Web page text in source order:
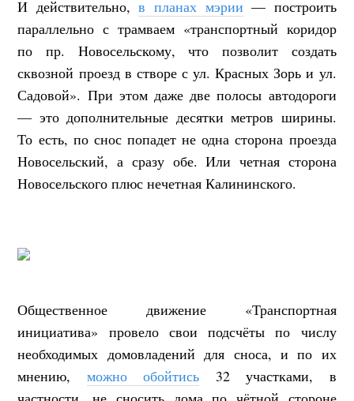
И действительно,в планах мэрии — построить
параллельно с трамваем «транспортный коридор
по пр. Новосельскому, что позволит создать
сквозной проезд в створе с ул. Красных Зорь и ул.
Садовой». При этом даже две полосы автодороги
— это дополнительные десятки метров ширины.
То есть, по снос попадет не одна сторона проезда
Новосельский, а сразу обе. Или четная сторона
Новосельского плюс нечетная Калининского.
Общественное движение «Транспортная
инициатива» провело свои подсчёты по числу
необходимых домовладений для сноса, и по их
мнению, можно обойтись 32 участками, в